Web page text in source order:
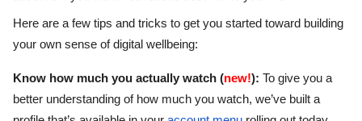
Here are a few tips and tricks to get you started toward building
your own sense of digital wellbeing:
Know how much you actually watch (new!): To give you a
better understanding of how much you watch, we’ve built a